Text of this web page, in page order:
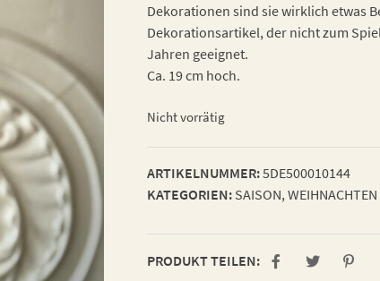
Dekorationen sind sie wirklich etwas
Dekorationsartikel, der nicht zum
Jahren geeignet.
Ca. 19 cm hoch.
Nicht vorrätig
ARTIKELNUMMER:5DE500010144
KATEGORIEN: SAISON,
PRODUKT TEILEN: